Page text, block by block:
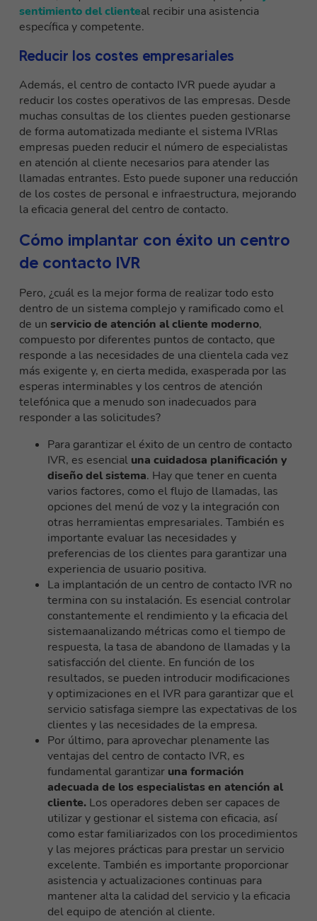
sentimiento del clienteal recibir una asistencia
específica y competente.
Reducir los costes empresariales
Además, el centro de contacto IVR puede ayudar a
reducir los costes operativos de las empresas. Desde
muchas consultas de los clientes pueden gestionarse
de forma automatizada mediante el sistema IVRlas
empresas pueden reducir el número de especialistas
en atención al cliente necesarios para atender las
llamadas entrantes. Esto puede suponer una reducción
de los costes de personal e infraestructura, mejorando
la eficacia general del centro de contacto.
Cómo implantar con éxito un centro
de contacto IVR
Pero, ¿cuál es la mejor forma de realizar todo esto
dentro de un sistema complejo y ramificado como el
de un servicio de atención al cliente moderno,
compuesto por diferentes puntos de contacto, que
responde a las necesidades de una clientela cada vez
más exigente y, en cierta medida, exasperada por las
esperas interminables y los centros de atención
telefónica que a menudo son inadecuados para
responder a las solicitudes?
Para garantizar el éxito de un centro de contacto
IVR, es esencial una cuidadosa planificación y
diseño del sistema. Hay que tener en cuenta
varios factores, como el flujo de llamadas, las
opciones del menú de voz y la integración con
otras herramientas empresariales. También es
importante evaluar las necesidades y
preferencias de los clientes para garantizar una
experiencia de usuario positiva.
La implantación de un centro de contacto IVR no
termina con su instalación. Es esencial controlar
constantemente el rendimiento y la eficacia del
sistemaanalizando métricas como el tiempo de
respuesta, la tasa de abandono de llamadas y la
satisfacción del cliente. En función de los
resultados, se pueden introducir modificaciones
y optimizaciones en el IVR para garantizar que el
servicio satisfaga siempre las expectativas de los
clientes y las necesidades de la empresa.
Por último, para aprovechar plenamente las
ventajas del centro de contacto IVR, es
fundamental garantizar una formación
adecuada de los especialistas en atención al
cliente. Los operadores deben ser capaces de
utilizar y gestionar el sistema con eficacia, así
como estar familiarizados con los procedimientos
y las mejores prácticas para prestar un servicio
excelente. También es importante proporcionar
asistencia y actualizaciones continuas para
mantener alta la calidad del servicio y la eficacia
del equipo de atención al cliente.